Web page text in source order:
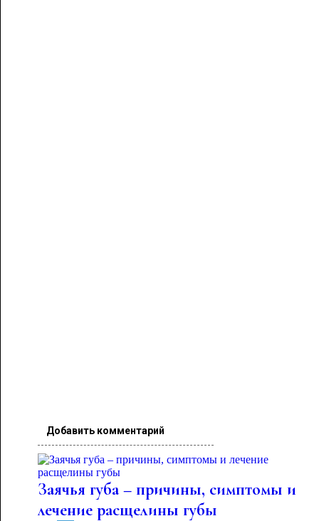
Добавить комментарий
Заячья губа – причины, симптомы и
лечение расщелины губы